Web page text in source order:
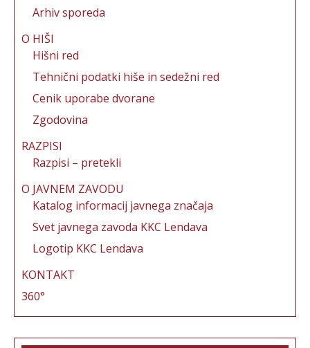
Arhiv sporeda
O HIŠI
Hišni red
Tehnični podatki hiše in sedežni red
Cenik uporabe dvorane
Zgodovina
RAZPISI
Razpisi – pretekli
O JAVNEM ZAVODU
Katalog informacij javnega značaja
Svet javnega zavoda KKC Lendava
Logotip KKC Lendava
KONTAKT
360°